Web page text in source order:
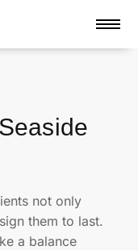
not only
them to last.
a balance